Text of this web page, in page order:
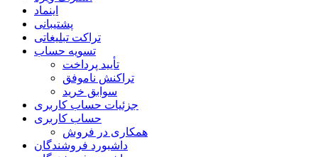
اینماد
پشتیبانی
تراکت تبلیغاتی
تسویه حساب
تأیید پرداخت
تراکنش ناموفق
سوابق خرید
جزئیات حساب کاربری
حساب کاربری
همکاری در فروش
داشبورد فروشندگان